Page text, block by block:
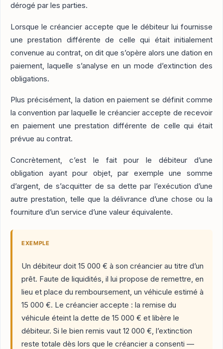
dérogé par les parties.
Lorsque le créancier accepte que le débiteur lui fournisse
une prestation différente de celle qui était initialement
convenue au contrat, on dit que s’opère alors une dation en
paiement, laquelle s’analyse en un mode d’extinction des
obligations.
Plus précisément, la dation en paiement se définit comme
la convention par laquelle le créancier accepte de recevoir
en paiement une prestation différente de celle qui était
prévue au contrat.
Concrètement, c’est le fait pour le débiteur d’une
obligation ayant pour objet, par exemple une somme
d’argent, de s’acquitter de sa dette par l’exécution d’une
autre prestation, telle que la délivrance d’une chose ou la
fourniture d’un service d’une valeur équivalente.
EXEMPLE
Un débiteur doit 15 000 € à son créancier au titre d’un
prêt. Faute de liquidités, il lui propose de remettre, en
lieu et place du remboursement, un véhicule estimé à
15 000 €. Le créancier accepte : la remise du
véhicule éteint la dette de 15 000 € et libère le
débiteur. Si le bien remis vaut 12 000 €, l’extinction
reste totale dès lors que le créancier a consenti —